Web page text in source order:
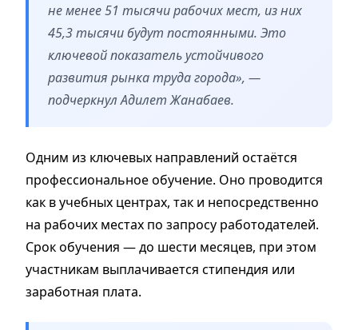
не менее 51 тысячи рабочих мест, из них
45,3 тысячи будут постоянными. Это
ключевой показатель устойчивого
развития рынка труда города», —
подчеркнул Адилет Жанабаев.
Одним из ключевых направлений остаётся
профессиональное обучение. Оно проводится
как в учебных центрах, так и непосредственно
на рабочих местах по запросу работодателей.
Срок обучения — до шести месяцев, при этом
участникам выплачивается стипендия или
заработная плата.